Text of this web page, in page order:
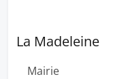
La Madeleine
Mairie